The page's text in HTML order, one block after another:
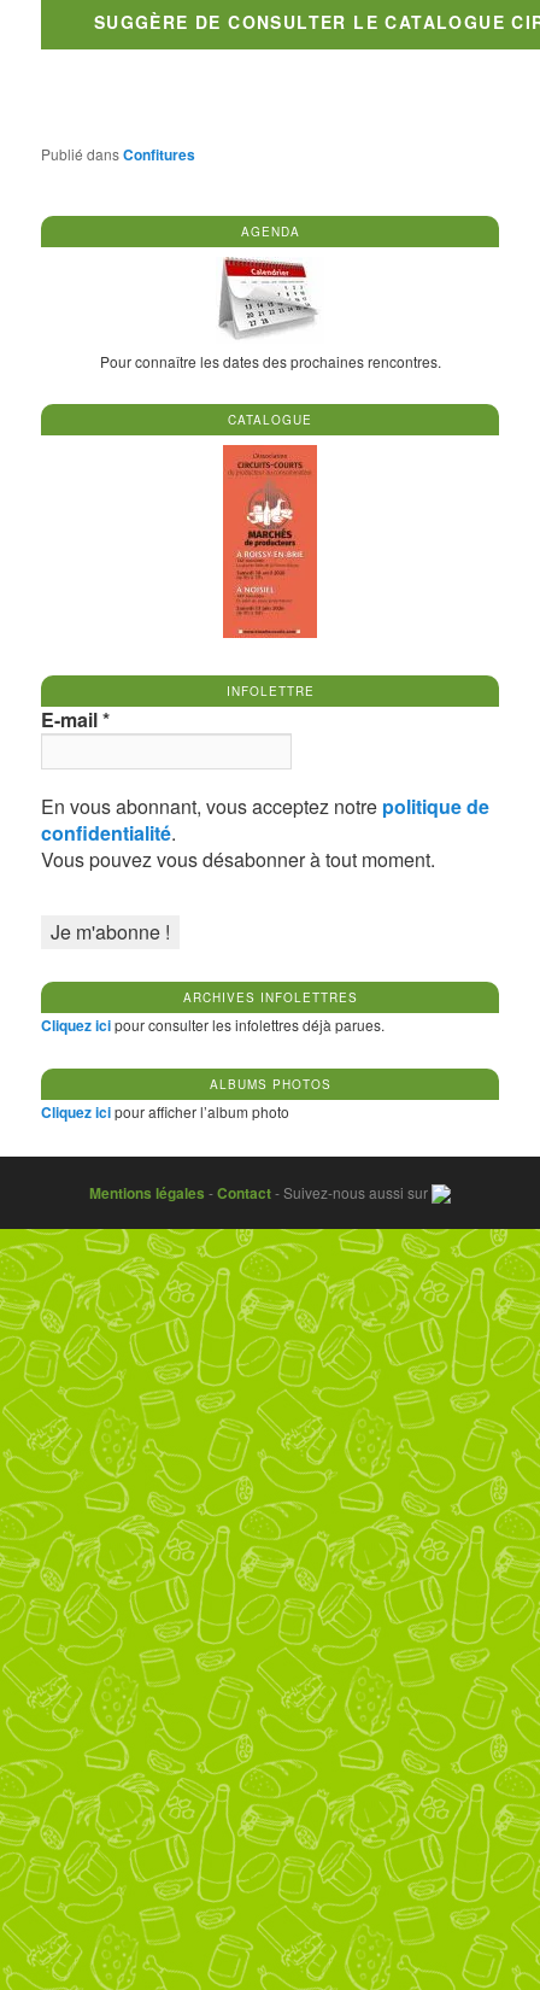
SUGGÈRE DE CONSULTER LE CATALOGUE
Publié dansConfitures
AGENDA
Pour connaître les dates des prochaines rencontres.
CATALOGUE
INFOLETTRE
E-mail*
En vous abonnant, vous acceptez notre politique de
confidentialité.
Vous pouvez vous désabonner à tout moment.
ARCHIVES INFOLETTRES
Cliquez icipour consulter les infolettres déjà parues.
ALBUMS PHOTOS
Cliquez icipour afficher l’album photo
Mentions légales -Contact- Suivez-nous aussi sur